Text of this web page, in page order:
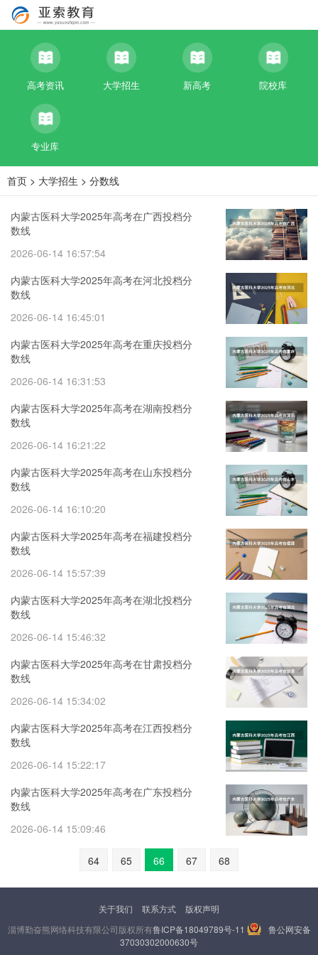
高考资讯 大学招生 新高考 院校库
专业库
首页 > 大学招生 > 分数线
内蒙古医科大学2025年高考在广西投档分
数线
2026-06-14 16:57:54
内蒙古医科大学2025年高考在河北投档分
数线
2026-06-14 16:45:01
内蒙古医科大学2025年高考在重庆投档分
数线
2026-06-14 16:31:53
内蒙古医科大学2025年高考在湖南投档分
数线
2026-06-14 16:21:22
内蒙古医科大学2025年高考在山东投档分
数线
2026-06-14 16:10:20
内蒙古医科大学2025年高考在福建投档分
数线
2026-06-14 15:57:39
内蒙古医科大学2025年高考在湖北投档分
数线
2026-06-14 15:46:32
内蒙古医科大学2025年高考在甘肃投档分
数线
2026-06-14 15:34:02
内蒙古医科大学2025年高考在江西投档分
数线
2026-06-14 15:22:17
内蒙古医科大学2025年高考在广东投档分
数线
2026-06-14 15:09:46
64 65 66 67 68
关于我们 联系方式
版权声明
淄博勤奋熊网络科技有限公司版权所有鲁ICP备18049789号-11
鲁公网安备
37030302000630号